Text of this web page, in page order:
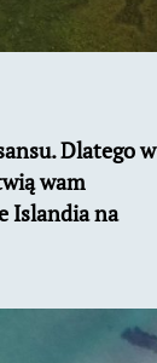
Dlatego w
wam
Islandia na